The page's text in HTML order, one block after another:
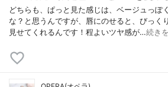
どちらも、ぱっと見た感じは、ベージュっぽ
な？と思うんですが、唇にのせると、びっく
見せてくれるんです！程よいツヤ感が…続き